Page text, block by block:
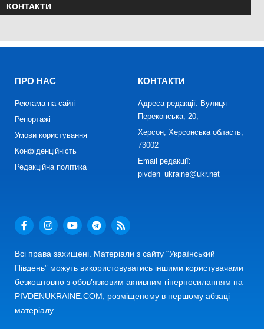
КОНТАКТИ
ПРО НАС
Реклама на сайті
Репортажі
Умови користування
Конфіденційність
Редакційна політика
КОНТАКТИ
Адреса редакції: Вулиця
Перекопська, 20,
Херсон, Херсонська область,
73002
Email редакції:
pivden_ukraine@ukr.net
Всі права захищені. Матеріали з сайту “Український
Південь” можуть використовуватись іншими користувачами
безкоштовно з обов’язковим активним гіперпосиланням на
PIVDENUKRAINE.COM, розміщеному в першому абзаці
матеріалу.